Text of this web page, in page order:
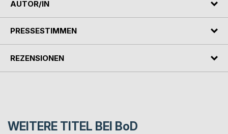
AUTOR/IN
PRESSESTIMMEN
REZENSIONEN
WEITERE TITEL BEI BoD